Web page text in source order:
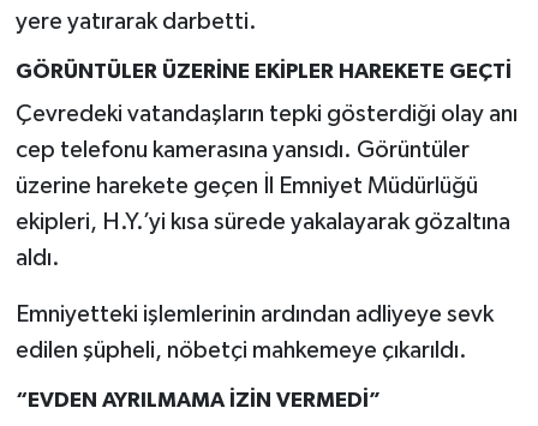
yere yatırarak darbetti.
GÖRÜNTÜLER ÜZERİNE EKİPLER HAREKETE GEÇTİ
Çevredeki vatandaşların tepki gösterdiği olay anı
cep telefonu kamerasına yansıdı. Görüntüler
üzerine harekete geçen İl Emniyet Müdürlüğü
ekipleri, H.Y.’yi kısa sürede yakalayarak gözaltına
aldı.
Emniyetteki işlemlerinin ardından adliyeye sevk
edilen şüpheli, nöbetçi mahkemeye çıkarıldı.
“EVDEN AYRILMAMA İZİN VERMEDİ”